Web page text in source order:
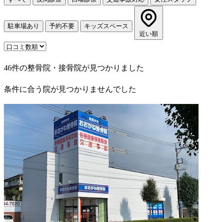
駐車場あり 予約不要
キッズスペース
近い順
46件の整骨院・接骨院が見つかりました
条件に合う院が見つかりませんでした